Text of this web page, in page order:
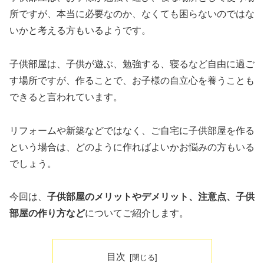
所ですが、本当に必要なのか、なくても困らないのではな
いかと考える方もいるようです。
子供部屋は、子供が遊ぶ、勉強する、寝るなど自由に過ご
す場所ですが、作ることで、お子様の自立心を養うことも
できると言われています。
リフォームや新築などではなく、ご自宅に子供部屋を作る
という場合は、どのように作ればよいかお悩みの方もいる
でしょう。
今回は、 子供部屋のメリットやデメリット、注意点、子供
部屋の作り方などについてご紹介します。
目次